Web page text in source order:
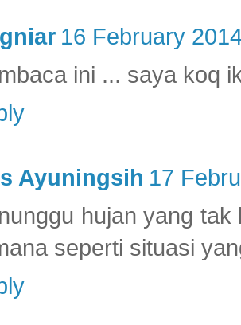
16 February
ini ... saya koq
Ayuningsih 17
hujan yang
seperti situasi